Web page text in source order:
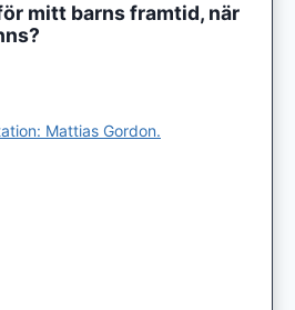
mitt barns framtid, när